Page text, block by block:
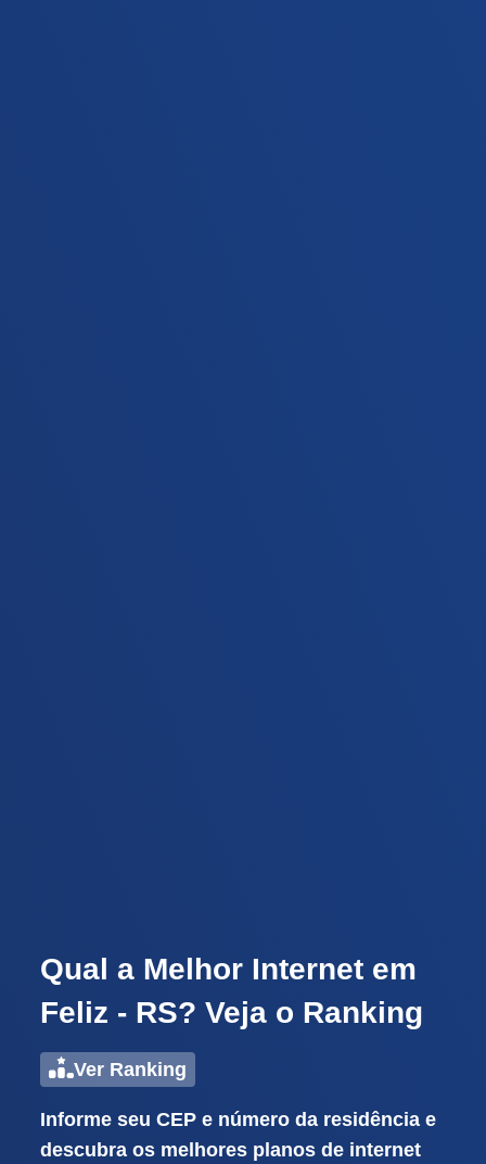
Qual a Melhor Internet em
Feliz - RS? Veja o Ranking
Ver Ranking
Informe seu CEP e número da residência e
descubra os melhores planos de internet